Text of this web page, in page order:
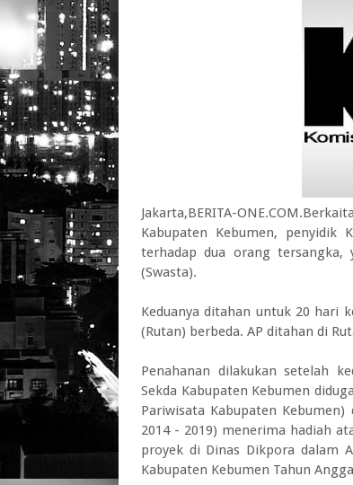
Jakarta,BERITA-
Kabupaten Kebumen, penyidik
terhadap dua orang
(Swasta).
Keduanya ditahan untuk 20 hari
(Rutan) berbeda. AP ditahan di
Penahanan dilakukan setelah
Sekda Kabupaten Kebumen
Pariwisata Kabupaten
2014 - 2019) menerima hadiah
proyek di Dinas Dikpora dalam
Kabupaten Kebumen Tahun